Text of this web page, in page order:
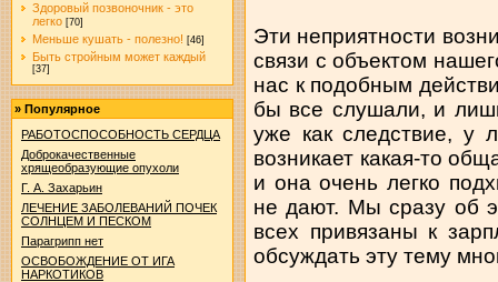
Здоровый позвоночник - это
легко [70]
Меньше кушать - полезно! [46]
Быть стройным может каждый
[37]
» Популярное
РАБОТОСПОСОБНОСТЬ СЕРДЦА
Доброкачественные
хрящеобразующие опухоли
Г. А. Захарьин
ЛЕЧЕНИЕ ЗАБОЛЕВАНИЙ ПОЧЕК
СОЛНЦЕМ И ПЕСКОМ
Парагрипп нет
ОСВОБОЖДЕНИЕ ОТ ИГА
НАРКОТИКОВ
Эти неприятности
связи с объектом
нас к подобным
бы все слушали, и
уже как следствие, у
возникает какая-то
и она очень легко
не дают. Мы сразу об
всех привязаны к
обсуждать эту тему